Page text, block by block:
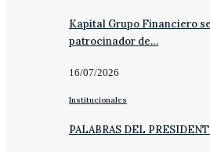
Kapital Grupo Financiero
patrocinador de…
16/07/2026
Institucionales
PALABRAS DEL